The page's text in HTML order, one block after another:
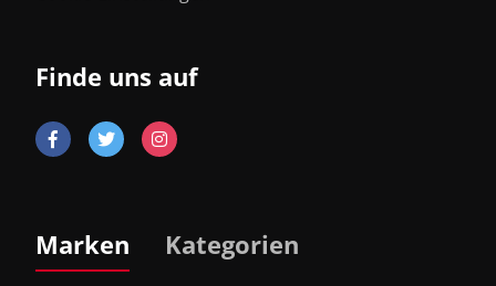
Finde uns auf
Marken Kategorien